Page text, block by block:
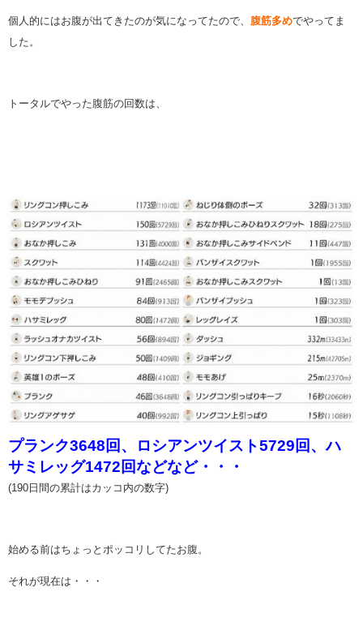
個人的にはお腹が出てきたのが気になってたので、 腹筋多めでやってま
した。
トータルでやった腹筋の回数は、
プランク3648回、ロシアンツイスト5729回、ハ
サミレッグ1472回などなど・・・
(190日間の累計はカッコ内の数字)
始める前はちょっとポッコリしてたお腹。
それが現在は・・・